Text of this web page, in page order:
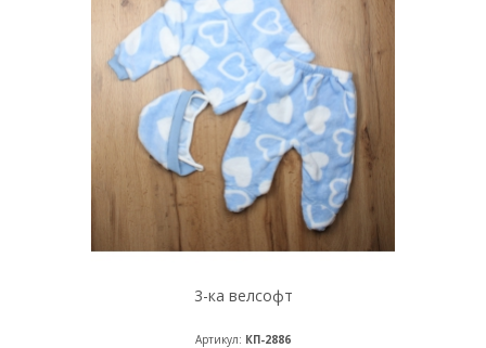
3-ка велсофт
Артикул: КП-2886